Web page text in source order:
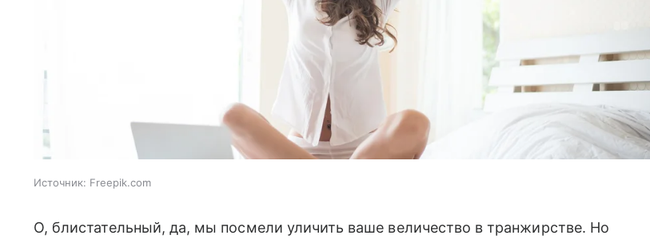
Источник: Freepik.com
О, блистательный, да, мы посмели уличить ваше величество в транжирстве. Но